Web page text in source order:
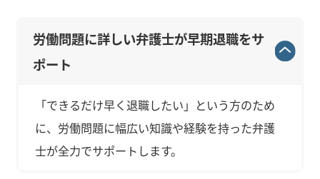
労働問題に詳しい弁護士が早期退職をサ
ポート
「できるだけ早く退職したい」という方のため
に、労働問題に幅広い知識や経験を持った弁護
士が全力でサポートします。